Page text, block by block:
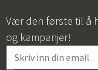
Vær den første til å
og kampanjer!